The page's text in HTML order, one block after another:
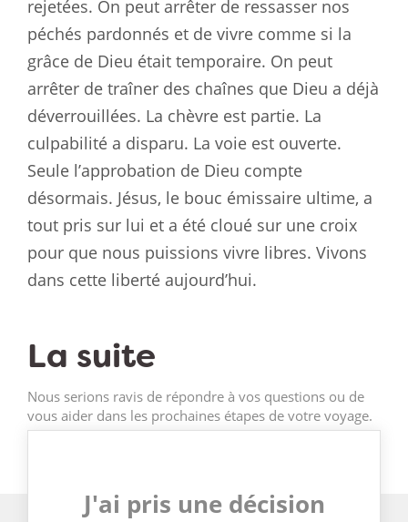
rejetées. On peut arrêter de ressasser nos
péchés pardonnés et de vivre comme si la
grâce de Dieu était temporaire. On peut
arrêter de traîner des chaînes que Dieu a déjà
déverrouillées. La chèvre est partie. La
culpabilité a disparu. La voie est ouverte.
Seule l’approbation de Dieu compte
désormais. Jésus, le bouc émissaire ultime, a
tout pris sur lui et a été cloué sur une croix
pour que nous puissions vivre libres. Vivons
dans cette liberté aujourd’hui.
La suite
Nous serions ravis de répondre à vos questions ou de
vous aider dans les prochaines étapes de votre voyage.
J'ai pris une décision